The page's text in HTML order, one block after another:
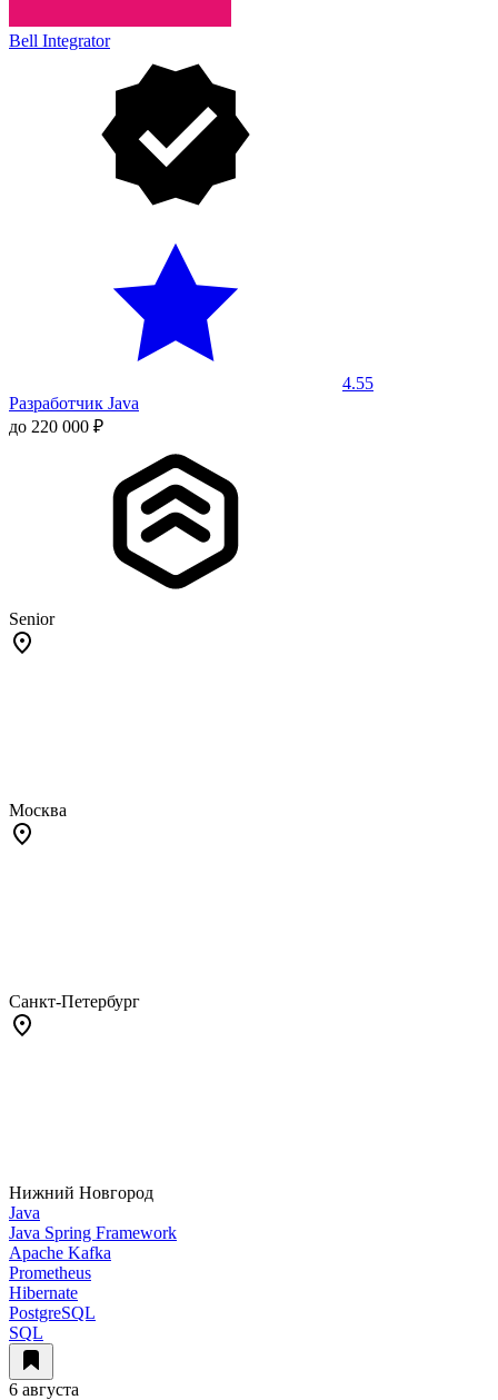
Bell Integrator
4.55
Разработчик Java
до 220 000 ₽
Senior
Москва
Санкт-Петербург
Нижний Новгород
Java
Java Spring Framework
Apache Kafka
Prometheus
Hibernate
PostgreSQL
SQL
6 августа